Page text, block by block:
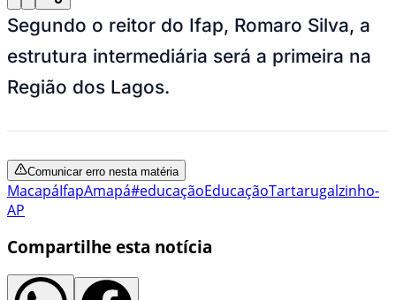
Segundo o reitor do Ifap, Romaro Silva, a
estrutura intermediária será a primeira na
Região dos Lagos.
Comunicar erro nesta matéria
MacapáIfapAmapá#educaçãoEducaçãoTartarugalzinho-
AP
Compartilhe esta notícia